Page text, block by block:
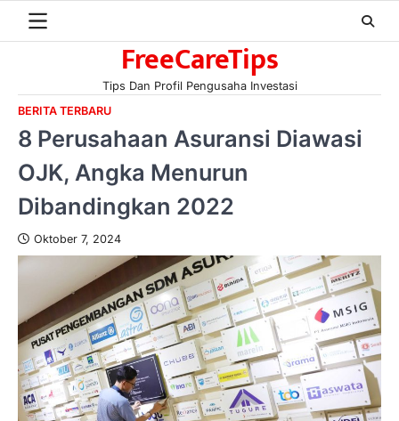
FreeCareTips
Tips Dan Profil Pengusaha Investasi
BERITA TERBARU
8 Perusahaan Asuransi Diawasi
OJK, Angka Menurun
Dibandingkan 2022
Oktober 7, 2024